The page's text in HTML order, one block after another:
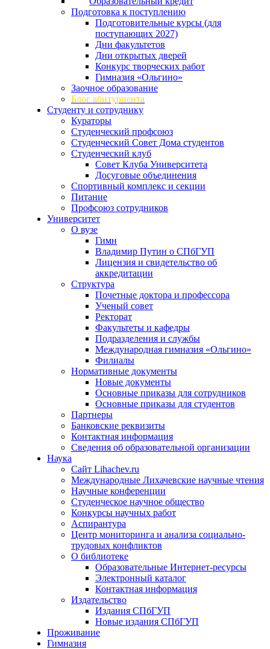
Подготовка к поступлению
Подготовительные курсы (для
поступающих 2027)
Дни факультетов
Дни открытых дверей
Конкурс творческих работ
Гимназия «Ольгино»
Заочное образование
Блог абитуриента
Студенту и сотруднику
Кураторы
Студенческий профсоюз
Студенческий Совет Дома студентов
Студенческий клуб
Совет Клуба Университета
Досуговые объединения
Спортивный комплекс и секции
Питание
Профсоюз сотрудников
Университет
О вузе
Гимн
Владимир Путин о СПбГУП
Лицензия и свидетельство об
аккредитации
Структура
Почетные доктора и профессора
Ученый совет
Ректорат
Факультеты и кафедры
Подразделения и службы
Международная гимназия «Ольгино»
Филиалы
Нормативные документы
Новые документы
Основные приказы для сотрудников
Основные приказы для студентов
Партнеры
Банковские реквизиты
Контактная информация
Сведения об образовательной организации
Наука
Сайт Lihachev.ru
Международные Лихачевские научные чтения
Научные конференции
Студенческое научное общество
Конкурсы научных работ
Аспирантура
Центр мониторинга и анализа социально-
трудовых конфликтов
О библиотеке
Образовательные Интернет-ресурсы
Электронный каталог
Контактная информация
Издательство
Издания СПбГУП
Новые издания СПбГУП
Проживание
Гимназия